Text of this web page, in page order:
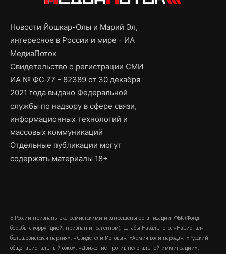
Новости Йошкар-Олы и Марий Эл,
интересное в России и мире - ИА
МедиаПоток
Свидетельство о регистрации СМИ
ИА № ФС 77 - 82389 от 30 декабря
2021 года выдано Федеральной
службы по надзору в сфере связи,
информационных технологий и
массовых коммуникаций
Отдельные публикации могут
содержать материалы 18+
В России признаны экстремистскими и запрещены организации: ФБК (Фонд
борьбы с коррупцией, признан иноагентом), Штабы Навального, «Национал-
большевистская партия», «Свидетели Иеговы», «Армия воли народа», «Русский
общенациональный союз», «Движение против нелегальной иммиграции»,